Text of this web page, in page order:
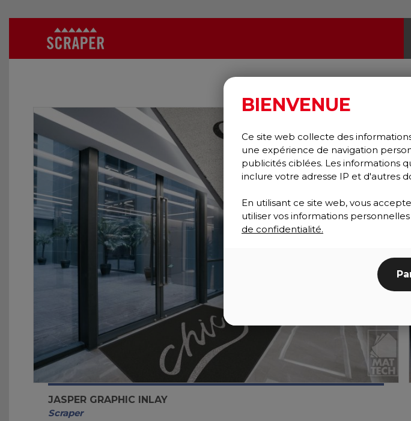
JASPER GRAPHIC INLAY
Scraper
BIENVENUE
Ce site web collecte des
une expérience de navigation
publicités ciblées. Les informations
inclure votre adresse IP et d'autres
En utilisant ce site web, vous
utiliser vos informations
de confidentialité.